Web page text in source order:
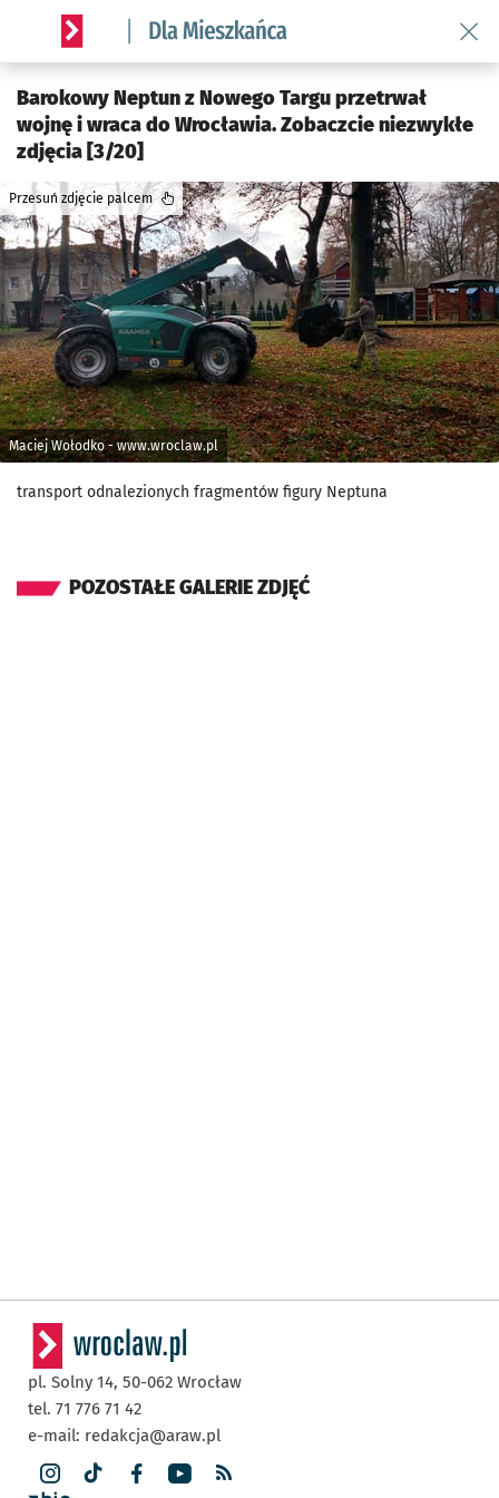
Serwis informacyjny wroclaw.pl podserwis: Dla mieszkańca
Barokowy Neptun z Nowego Targu przetrwał
wojnę i wraca do Wrocławia. Zobaczcie niezwykłe
zdjęcia [3/20]
Maciej Wołodko - www.wroclaw.pl
Przesuń zdjęcie palcem
transport odnalezionych fragmentów figury Neptuna
POZOSTAŁE GALERIE ZDJĘĆ
pl. Solny 14, 50-062 Wrocław
tel. 71 776 71 42
e-mail: redakcja@araw.pl